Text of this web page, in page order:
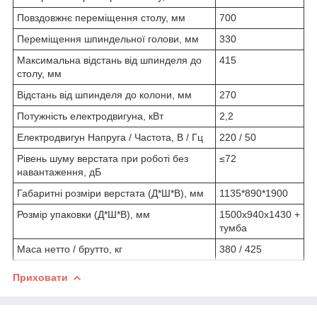
Повздовжнє переміщення столу, мм
700
Переміщення шпиндельної голови, мм
330
Максимальна відстань від шпинделя до
столу, мм
415
Відстань від шпинделя до колони, мм
270
Потужність електродвигуна, кВт
2,2
Електродвигун Напруга / Частота, В / Гц
220 / 50
Рівень шуму верстата при роботі без
навантаження, дБ
≤72
Габаритні розміри верстата (Д*Ш*В), мм
1135*890*1900
Розмір упаковки (Д*Ш*В), мм
1500x940x1430 +
тумба
Маса нетто / брутто, кг
380 / 425
Приховати